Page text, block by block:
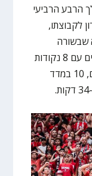
הרבע הרביעי
לקבוצתו,
שבשורה
התחתונה הוא פשוט לא נותן מספיק. סיים עם 8 נקודות
(4-6 לשתיים, 0-4 לשלוש), 7 ריבאונדים, 10 במדד